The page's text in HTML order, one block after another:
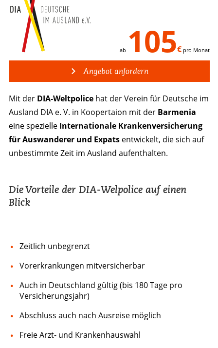
ab 105€pro Monat
Angebot anfordern
Mit der DIA-Weltpolicehat der Verein für Deutsche im
Ausland DIA e. V. in Koopertaion mit der Barmenia
eine spezielle Internationale Krankenversicherung
für Auswanderer und Expatsentwickelt, die sich auf
unbestimmte Zeit im Ausland aufenthalten.
Die Vorteile der DIA-Welpolice auf einen
Blick
Zeitlich unbegrenzt
Vorerkrankungen mitversicherbar
Auch in Deutschland gültig (bis 180 Tage pro
Versicherungsjahr)
Abschluss auch nach Ausreise möglich
Freie Arzt- und Krankenhauswahl